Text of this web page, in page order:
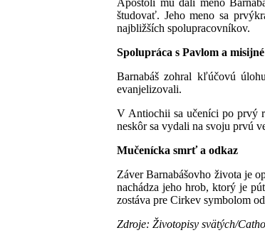
študovať. Jeho meno sa
najbližších spolupracovníkov.
Spolupráca s Pavlom a
Barnabáš zohral kľúčovú
evanjelizovali.
V Antiochii sa učeníci po prvý
neskôr sa vydali na svoju prvú
Mučenícka smrť a odkaz
Záver Barnabášovho života je
nachádza jeho hrob, ktorý je
zostáva pre Cirkev symbolom
Zdroje: Životopisy svätých/